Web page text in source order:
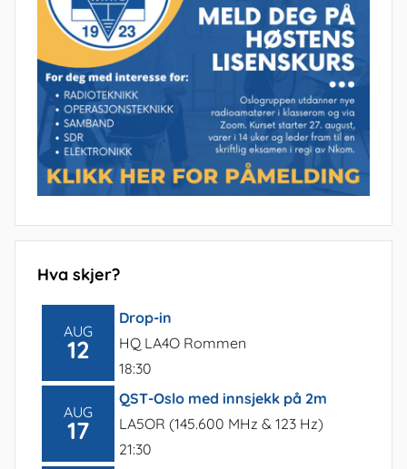
Hva skjer?
AUG
12
Drop-in
HQ LA4O Rommen
18:30
AUG
17
QST-Oslo med innsjekk på 2m
LA5OR (145.600 MHz & 123 Hz)
21:30